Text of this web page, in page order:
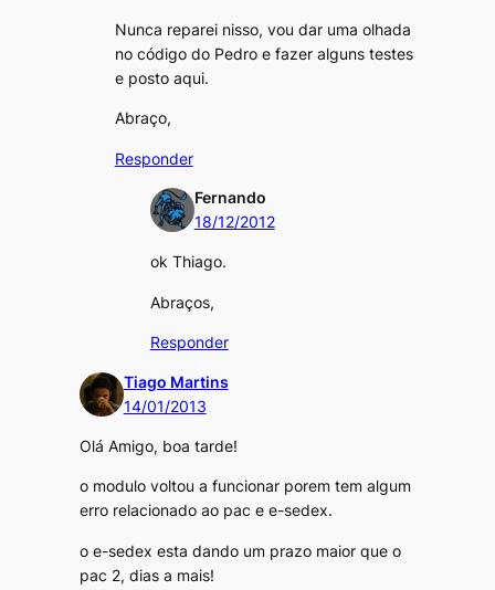
Nunca reparei nisso, vou dar uma olhada
no código do Pedro e fazer alguns testes
e posto aqui.
Abraço,
Responder
Fernando
18/12/2012
ok Thiago.
Abraços,
Responder
Tiago Martins
14/01/2013
Olá Amigo, boa tarde!
o modulo voltou a funcionar porem tem algum
erro relacionado ao pac e e-sedex.
o e-sedex esta dando um prazo maior que o
pac 2, dias a mais!